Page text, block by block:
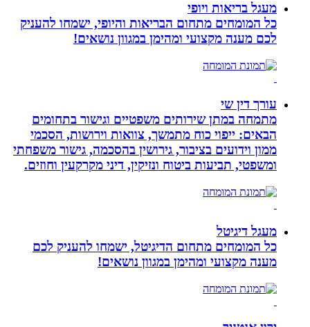
מעגל בריאות ויופי
כל המומחים מתחום הבריאות והיופי, ישמחו להעניק
לכם מענה מקצועי ומהימן במגוון נושאים!
עורך דין שי
מתמחה במתן שירותים משפטיים וגישור בתחומים
הבאים: ייפוי כוח מתמשך, צוואות וירושות, הסכמי
ממון וידועים בציבור, גירושין בהסכמה, גישור משפחתי
ומשפטי, תביעות ביטוח ונזיקין, דיני מקרקעין וחוזים.
מעגל דיגיטל
כל המומחים מתחום הדיגיטל, ישמחו להעניק לכם
מענה מקצועי ומהימן במגוון נושאים!